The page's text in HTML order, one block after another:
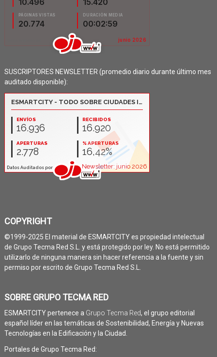
SUSCRIPTORES NEWSLETTER (promedio diario durante último mes
auditado disponible):
COPYRIGHT
©1999-2025 El material de ESMARTCITY es propiedad intelectual
de Grupo Tecma Red S.L. y está protegido por ley. No está permitido
utilizarlo de ninguna manera sin hacer referencia a la fuente y sin
permiso por escrito de Grupo Tecma Red S.L.
SOBRE GRUPO TECMA RED
ESMARTCITY pertenece a Grupo Tecma Red, el grupo editorial
español líder en las temáticas de Sostenibilidad, Energía y Nuevas
Tecnologías en la Edificación y la Ciudad.
Portales de Grupo Tecma Red: